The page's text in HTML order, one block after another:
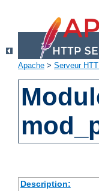
Apache > Serveur
Description: